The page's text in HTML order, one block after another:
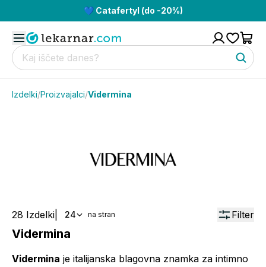
💙 Catafertyl (do -20%)
Izdelki/Proizvajalci/Vidermina
28 Izdelki 24 na stran Filter
Vidermina
Vidermina je italijanska blagovna znamka za intimno